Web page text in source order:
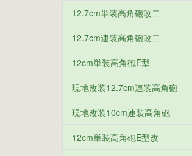
12.7cm単装高角砲改二
12.7cm連装高角砲改二
12cm単装高角砲E型
現地改装12.7cm連装高角砲
現地改装10cm連装高角砲
12cm単装高角砲E型改